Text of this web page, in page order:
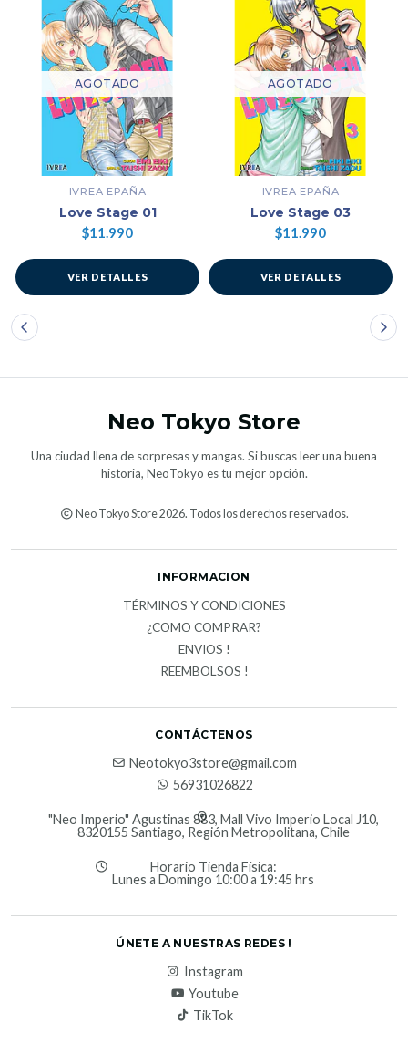
AGOTADO
IVREA EPAÑA
Love Stage 01
$11.990
VER DETALLES
AGOTADO
IVREA EPAÑA
Love Stage 03
$11.990
VER DETALLES
Neo Tokyo Store
Una ciudad llena de sorpresas y mangas. Si buscas leer una buena
historia, NeoTokyo es tu mejor opción.
Neo Tokyo Store 2026. Todos los derechos reservados.
INFORMACION
TÉRMINOS Y CONDICIONES
¿COMO COMPRAR?
ENVIOS !
REEMBOLSOS !
CONTÁCTENOS
Neotokyo3store@gmail.com
56931026822
"Neo Imperio" Agustinas 883, Mall Vivo Imperio Local J10,
8320155 Santiago, Región Metropolitana, Chile
Horario Tienda Física:
Lunes a Domingo 10:00 a 19:45 hrs
ÚNETE A NUESTRAS REDES !
Instagram
Youtube
TikTok